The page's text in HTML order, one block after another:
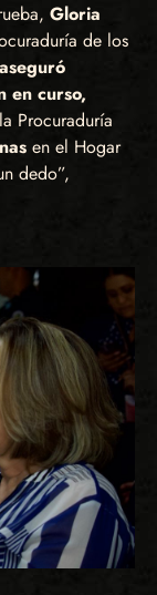
Gloria
de los
aseguró
en curso,
Procuraduría
en el Hogar
dedo”,